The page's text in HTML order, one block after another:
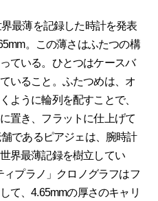
最薄を記録した時計を発表
。この薄さはふたつの構
ている。ひとつはケースバ
いること。ふたつめは、オ
ように輪列を配すことで、
置き、フラットに仕上げて
であるピアジェは、腕時計
界最薄記録を樹立してい
ィプラノ」クロノグラフはフ
て、4.65mmの厚さのキャリ